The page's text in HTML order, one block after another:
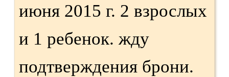
июня 2015 г. 2 взрослых
и 1 ребенок. жду
подтверждения брони.